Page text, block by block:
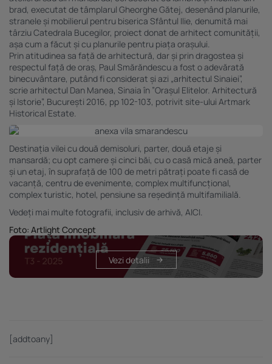
brad, executat de tâmplarul Gheorghe Gătej, desenând planurile,
stranele și mobilierul pentru biserica Sfântul Ilie, denumită mai
târziu Catedrala Bucegilor, proiect donat de arhitect comunității,
așa cum a făcut și cu planurile pentru piața orașului.
Prin atitudinea sa față de arhitectură, dar și prin dragostea și
respectul față de oraș, Paul Smărăndescu a fost o adevărată
binecuvântare, putând fi considerat și azi „arhitectul Sinaiei”,
scrie arhitectul Dan Manea, Sinaia în ”Orașul Elitelor. Arhitectură
și Istorie”, București 2016, pp 102-103, potrivit site-ului Artmark
Historical Estate.
Destinația vilei cu două demisoluri, parter, două etaje și
mansardă; cu opt camere și cinci băi, cu o casă mică aneă, parter
și un etaj, în suprafață de 100 de metri pătrați poate fi casă de
vacanță, centru de evenimente, complex multifuncțional,
complex turistic, hotel, pensiune sa reședință multifamilială.
Vedeți mai multe fotografii, inclusiv de arhivă, AICI.
Foto: Artlight Concept
Vezi detalii
[addtoany]
Listă parteneri (furnizori)